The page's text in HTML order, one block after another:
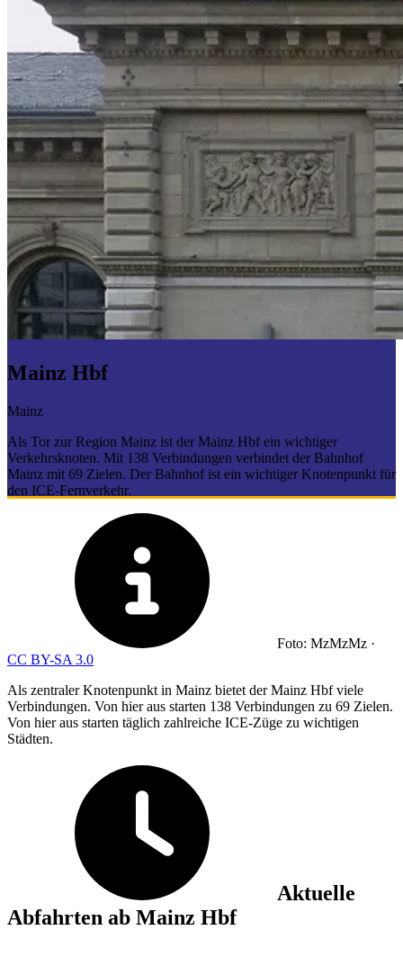
Mainz Hbf
Mainz
Als Tor zur Region Mainz ist der Mainz Hbf ein wichtiger
Verkehrsknoten. Mit 138 Verbindungen verbindet der Bahnhof
Mainz mit 69 Zielen. Der Bahnhof ist ein wichtiger Knotenpunkt für
den ICE-Fernverkehr.
Foto: MzMzMz ·
CC BY-SA 3.0
Als zentraler Knotenpunkt in Mainz bietet der Mainz Hbf viele
Verbindungen. Von hier aus starten 138 Verbindungen zu 69 Zielen.
Von hier aus starten täglich zahlreiche ICE-Züge zu wichtigen
Städten.
Aktuelle
Abfahrten ab Mainz Hbf